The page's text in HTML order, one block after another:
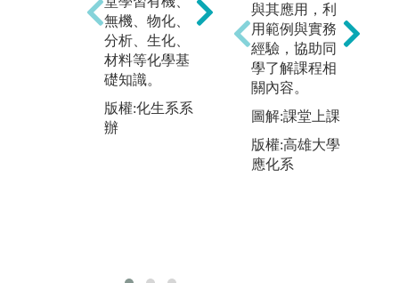
無機、物化、
分析、生化、
材料等化學基
礎知識。
版權:化生系系
辦
實驗操作：使
學生對化學課
程內容的理論
知識得到實際
的印證，並訓
練學生實驗的
與其應用，利
用範例與實務
經驗，協助同
學了解課程相
關內容。
圖解:課堂上課
版權:高雄大學
應化系